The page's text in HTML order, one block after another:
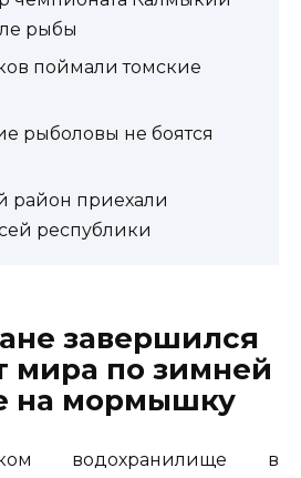
рыбы
поймали томские
рыболовы не боятся
район приехали
республики
завершился
мира по зимней
на мормышку
водохранилище в